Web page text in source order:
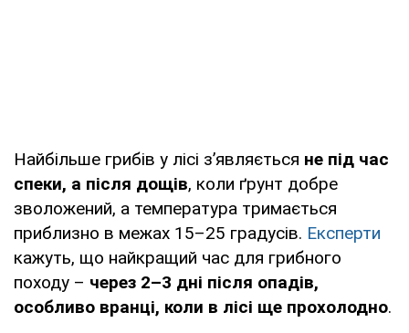
Найбільше грибів у лісі з’являється не під час
спеки, а після дощів, коли ґрунт добре
зволожений, а температура тримається
приблизно в межах 15–25 градусів. Експерти
кажуть, що найкращий час для грибного
походу – через 2–3 дні після опадів,
особливо вранці, коли в лісі ще прохолодно.